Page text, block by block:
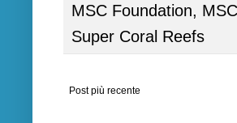
MSC Foundation,
Super Coral Reefs
Post più recente